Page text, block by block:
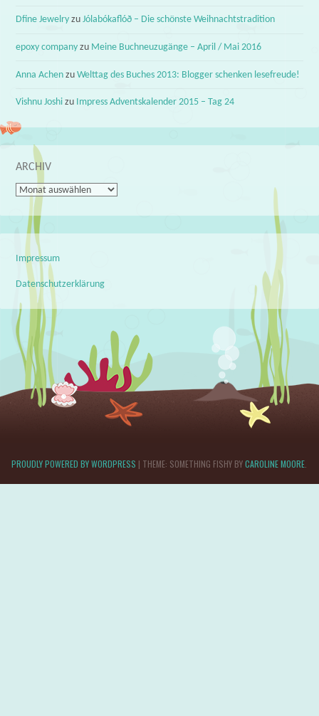
Dfine Jewelry zuJólabókaflóð – Die schönste Weihnachtstradition
epoxy company zu Meine Buchneuzugänge – April / Mai 2016
Anna Achen zuWelttag des Buches 2013: Blogger schenken lesefreude!
Vishnu Joshi zu Impress Adventskalender 2015 – Tag 24
ARCHIV
Archiv
Impressum
Datenschutzerklärung
PROUDLY POWERED BY WORDPRESS | THEME: SOMETHING FISHY BYCAROLINE MOORE